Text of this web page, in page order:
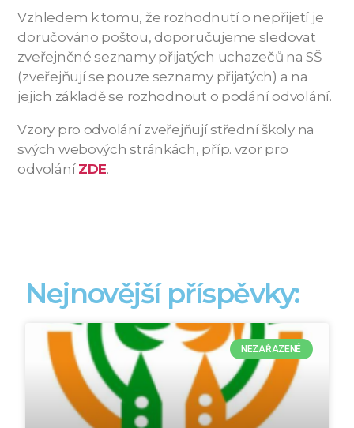
Vzhledem k tomu, že rozhodnutí o nepřijetí je
doručováno poštou, doporučujeme sledovat
zveřejněné seznamy přijatých uchazečů na SŠ
(zveřejňují se pouze seznamy přijatých) a na
jejich základě se rozhodnout o podání odvolání.
Vzory pro odvolání zveřejňují střední školy na
svých webových stránkách, příp. vzor pro
odvolání ZDE.
Nejnovější příspěvky:
NEZAŘAZENÉ